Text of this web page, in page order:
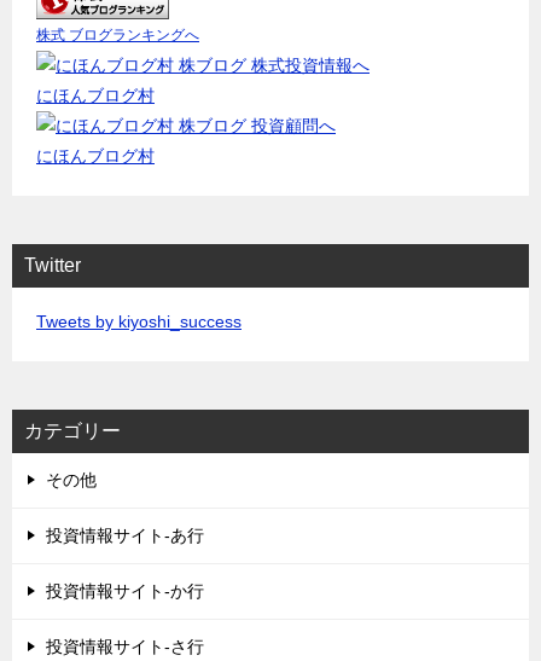
株式 ブログランキングへ
にほんブログ村
にほんブログ村
Twitter
Tweets by kiyoshi_success
カテゴリー
その他
投資情報サイト-あ行
投資情報サイト-か行
投資情報サイト-さ行